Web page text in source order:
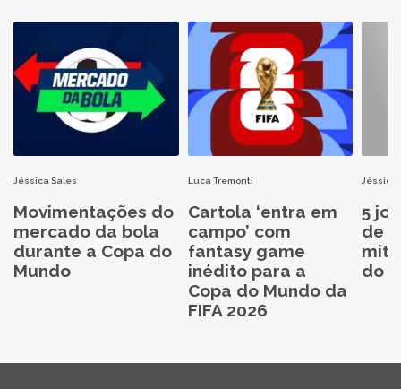
Jéssica Sales
Movimentações do
mercado da bola
durante a Copa do
Mundo
Luca Tremonti
Cartola ‘entra em
campo’ com
fantasy game
inédito para a
Copa do Mundo da
FIFA 2026
Jéssica
5
de
do